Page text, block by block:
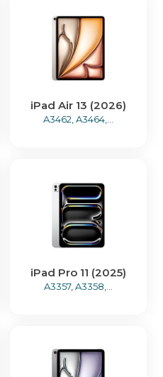
iPad Air 13 (2026)
A3462, A3464,...
iPad Pro 11 (2025)
A3357, A3358,...